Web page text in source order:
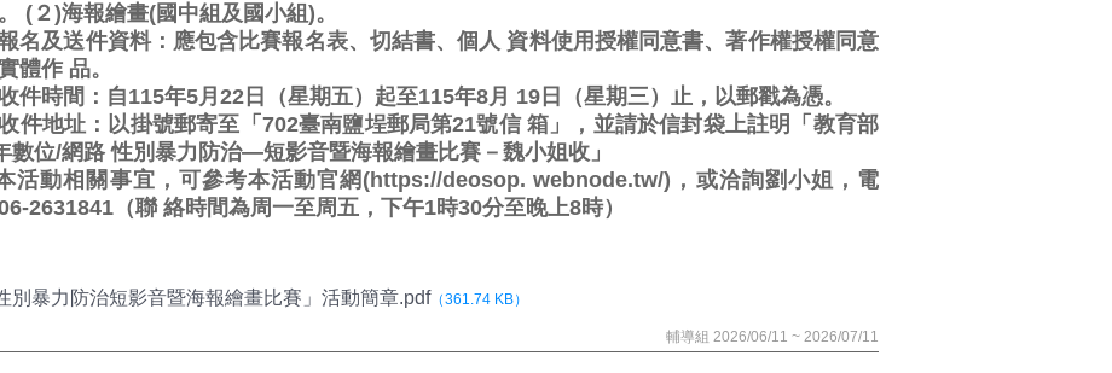
(２)海報繪畫(國中組及國小組)。
名及送件資料：應包含比賽報名表、切結書、個人 資料使用授權同意書、著作權授權同意
體作 品。
件時間：自115年5月22日（星期五）起至115年8月 19日（星期三）止，以郵戳為憑。
件地址：以掛號郵寄至「702臺南鹽埕郵局第21號信 箱」，並請於信封袋上註明「教育部
數位/網路 性別暴力防治—短影音暨海報繪畫比賽－魏小姐收」
活動相關事宜，可參考本活動官網(https://deosop. webnode.tw/)，或洽詢劉小姐，電
2631841（聯 絡時間為周一至周五，下午1時30分至晚上8時）
別暴力防治短影音暨海報繪畫比賽」活動簡章.pdf（361.74 KB）
輔導組 2026/06/11 ~ 2026/07/11